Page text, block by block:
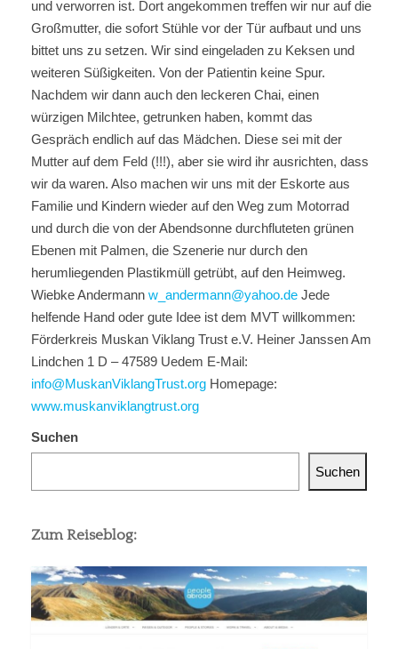
und verworren ist. Dort angekommen treffen wir nur auf die
Großmutter, die sofort Stühle vor der Tür aufbaut und uns
bittet uns zu setzen. Wir sind eingeladen zu Keksen und
weiteren Süßigkeiten. Von der Patientin keine Spur.
Nachdem wir dann auch den leckeren Chai, einen
würzigen Milchtee, getrunken haben, kommt das
Gespräch endlich auf das Mädchen. Diese sei mit der
Mutter auf dem Feld (!!!), aber sie wird ihr ausrichten, dass
wir da waren. Also machen wir uns mit der Eskorte aus
Familie und Kindern wieder auf den Weg zum Motorrad
und durch die von der Abendsonne durchfluteten grünen
Ebenen mit Palmen, die Szenerie nur durch den
herumliegenden Plastikmüll getrübt, auf den Heimweg.
Wiebke Andermann w_andermann@yahoo.de Jede
helfende Hand oder gute Idee ist dem MVT willkommen:
Förderkreis Muskan Viklang Trust e.V. Heiner Janssen Am
Lindchen 1 D – 47589 Uedem E-Mail:
info@MuskanViklangTrust.org Homepage:
www.muskanviklangtrust.org
Suchen
Suchen
Zum Reiseblog: